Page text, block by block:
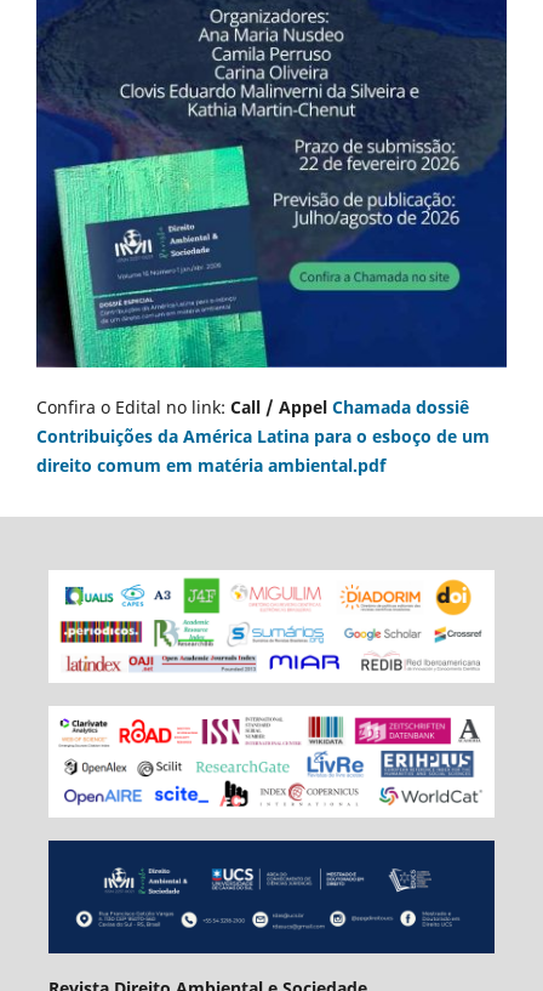
Confira o Edital no link: Call / Appel Chamada dossiê
Contribuições da América Latina para o esboço de um
direito comum em matéria ambiental.pdf